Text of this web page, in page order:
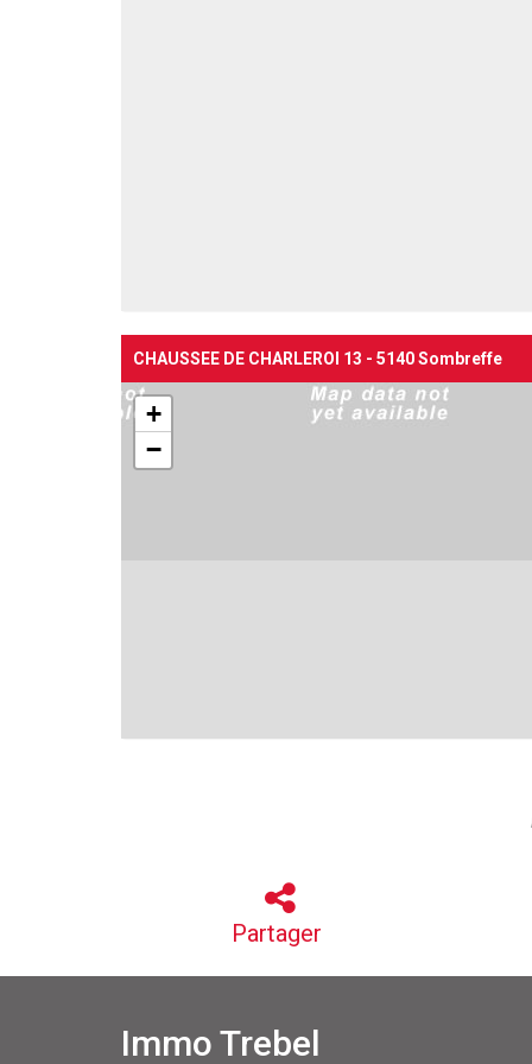
CHAUSSEE DE CHARLEROI 13 - 5140 Sombreffe
+
−
Partager
Immo Trebel